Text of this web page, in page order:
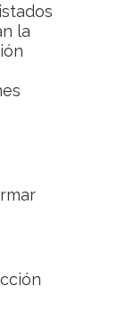
la